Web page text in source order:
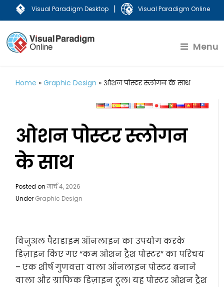
Visual Paradigm Desktop | Visual Paradigm Online
Menu
Home »Graphic Design » ओशन पोस्टर स्लोगन के साथ
ओशन पोस्टर स्लोगन
के साथ
Posted onमार्च 4, 2026
Under Graphic Design
विजुअल पैराडाइम ऑनलाइन का उपयोग करके
डिज़ाइन किए गए “कम ओशन ट्रैश पोस्टर” का परिचय
– एक शीर्ष गुणवत्ता वाला ऑनलाइन पोस्टर बनाने
वाला और ग्राफिक डिज़ाइन टूल। यह पोस्टर ओशन ट्रैश